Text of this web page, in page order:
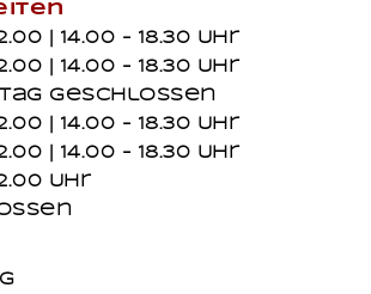
| 14.00 - 18.30 Uhr
| 14.00 - 18.30 Uhr
geschlossen
| 14.00 - 18.30 Uhr
| 14.00 - 18.30 Uhr
Uhr